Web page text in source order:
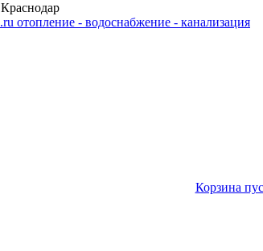
Краснодар
отопление - водоснабжение - канализация
Корзина